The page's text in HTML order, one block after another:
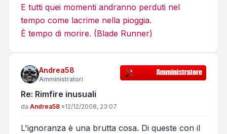
E tutti quei momenti andranno perduti nel
tempo come lacrime nella pioggia.
È tempo di morire. (Blade Runner)
Andrea58
Amministratori
Re: Rimfire inusuali
Messaggio
da Andrea58 »12/12/2008, 23:07
L'ignoranza è una brutta cosa. Di queste con il